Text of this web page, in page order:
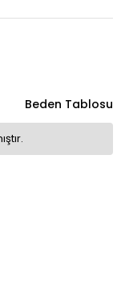
Beden Tablosu